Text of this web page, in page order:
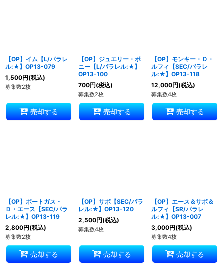
【OP】イム【L/パラレ
ル:★】OP13-079
1,500円(税込)
募集数2枚
売却する
【OP】ジュエリー・ボ
ニー【L/パラレル:★】
OP13-100
700円(税込)
募集数2枚
売却する
【OP】モンキー・Ｄ・
ルフィ【SEC/パラレ
ル:★】OP13-118
12,000円(税込)
募集数4枚
売却する
【OP】ポートガス・
Ｄ・エース【SEC/パラ
レル:★】OP13-119
2,800円(税込)
募集数2枚
売却する
【OP】サボ【SEC/パラ
レル:★】OP13-120
2,500円(税込)
募集数4枚
売却する
【OP】エース＆サボ＆
ルフィ【SR/パラレ
ル:★】OP13-007
3,000円(税込)
募集数4枚
売却する